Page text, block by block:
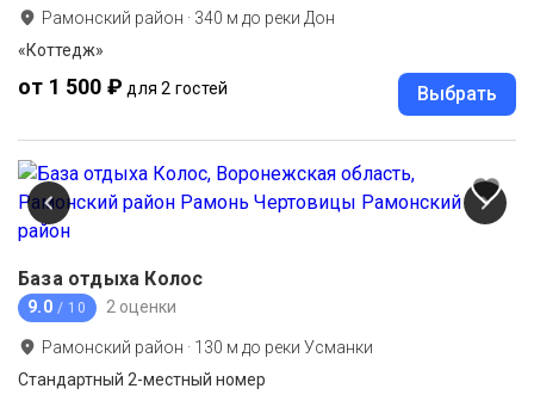
Рамонский район · 340 м до реки Дон
«Коттедж»
от 1 500 ₽ для 2 гостей Выбрать
База отдыха Колос
9.0 / 10 2 оценки
Рамонский район · 130 м до реки Усманки
Стандартный 2-местный номер